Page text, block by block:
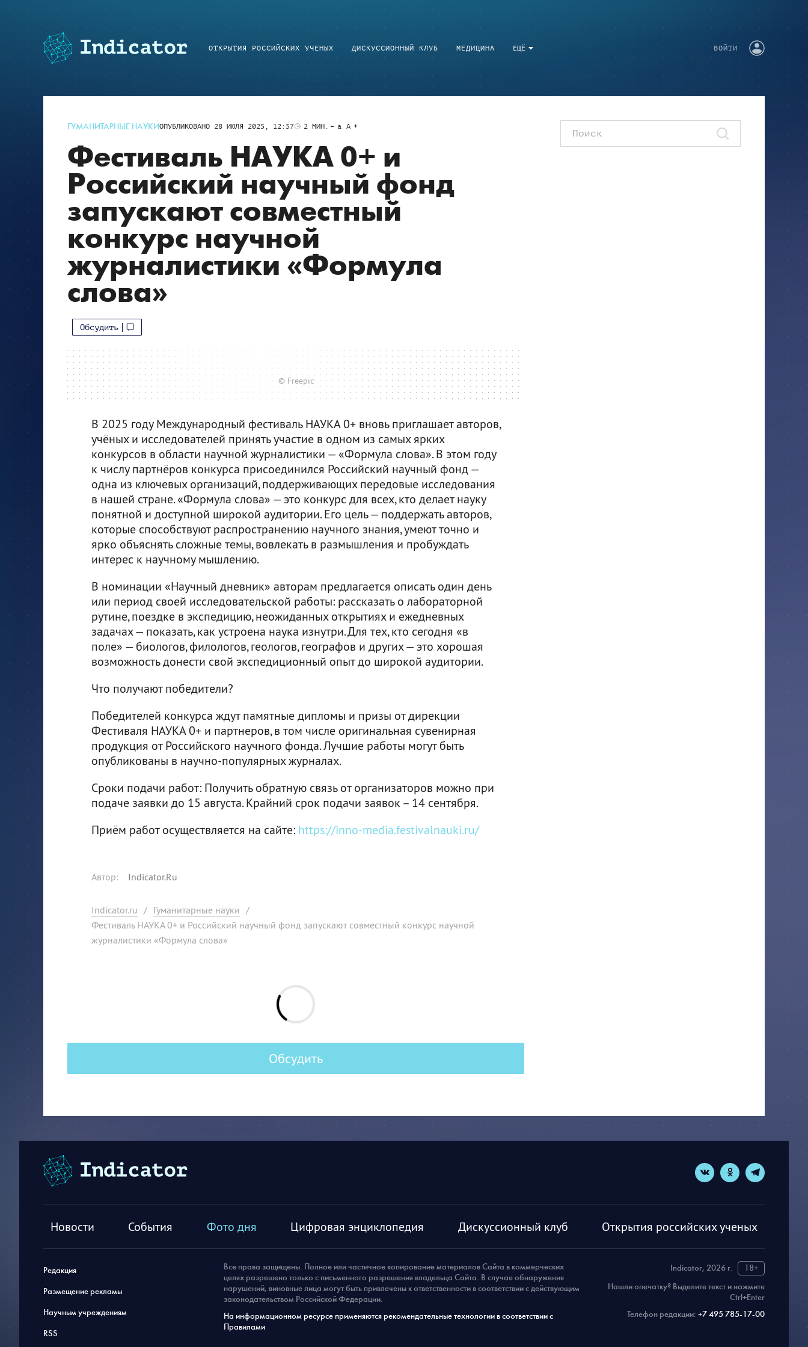
ЕЩЁ
ОТКРЫТИЯ РОССИЙСКИХ УЧЕНЫХ ДИСКУССИОННЫЙ КЛУБ МЕДИЦИНА ВОЙТИ
ГУМАНИТАРНЫЕ НАУКИОПУБЛИКОВАНО 28 ИЮЛЯ 2025, 12:57 2 МИН. a A
Фестиваль НАУКА 0+ и
Российский научный фонд
запускают совместный
конкурс научной
журналистики «Формула
слова»
Обсудить
© Freepic
В 2025 году Международный фестиваль НАУКА 0+ вновь приглашает авторов,
учёных и исследователей принять участие в одном из самых ярких
конкурсов в области научной журналистики — «Формула слова». В этом году
к числу партнёров конкурса присоединился Российский научный фонд —
одна из ключевых организаций, поддерживающих передовые исследования
в нашей стране. «Формула слова» — это конкурс для всех, кто делает науку
понятной и доступной широкой аудитории. Его цель — поддержать авторов,
которые способствуют распространению научного знания, умеют точно и
ярко объяснять сложные темы, вовлекать в размышления и пробуждать
интерес к научному мышлению.
В номинации «Научный дневник» авторам предлагается описать один день
или период своей исследовательской работы: рассказать о лабораторной
рутине, поездке в экспедицию, неожиданных открытиях и ежедневных
задачах — показать, как устроена наука изнутри. Для тех, кто сегодня «в
поле» — биологов, филологов, геологов, географов и других — это хорошая
возможность донести свой экспедиционный опыт до широкой аудитории.
Что получают победители?
Победителей конкурса ждут памятные дипломы и призы от дирекции
Фестиваля НАУКА 0+ и партнеров, в том числе оригинальная сувенирная
продукция от Российского научного фонда. Лучшие работы могут быть
опубликованы в научно-популярных журналах.
Сроки подачи работ: Получить обратную связь от организаторов можно при
подаче заявки до 15 августа. Крайний срок подачи заявок – 14 сентября.
Приём работ осуществляется на сайте: https://inno-media.festivalnauki.ru/
Автор: Indicator.Ru
Indicator.ru / Гуманитарные науки /
Фестиваль НАУКА 0+ и Российский научный фонд запускают совместный конкурс научной
журналистики «Формула слова»
Обсудить
Новости События Фото дня Цифровая энциклопедия Дискуссионный клуб Открытия российских ученых
Редакция
Размещение рекламы
Научным учреждениям
RSS
Indicator, 2026 г.
18+
Нашли опечатку? Выделите текст и нажмите
Ctrl+Enter
Телефон редакции: +7 495 785-17-00
Все права защищены. Полное или частичное копирование материалов Сайта в коммерческих
целях разрешено только с письменного разрешения владельца Сайта. В случае обнаружения
нарушений, виновные лица могут быть привлечены к ответственности в соответствии с действующим
законодательством Российской Федерации.
На информационном ресурсе применяются рекомендательные технологии в соответствии с
Правилами